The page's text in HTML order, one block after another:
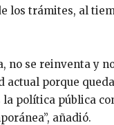
los trámites, al
no se reinventa y
porque
la política pública
añadió.